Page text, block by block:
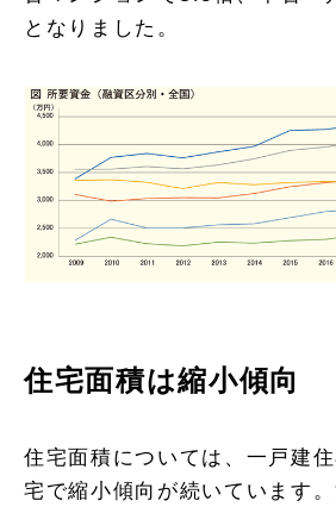
となりました。
住宅面積は縮小傾向
住宅面積については、一戸建
宅で縮小傾向が続いています